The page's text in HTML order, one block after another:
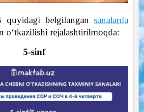
quyidagi belgilangansanalarda
o‘tkazilishi rejalashtirilmoqda:
5-sinf